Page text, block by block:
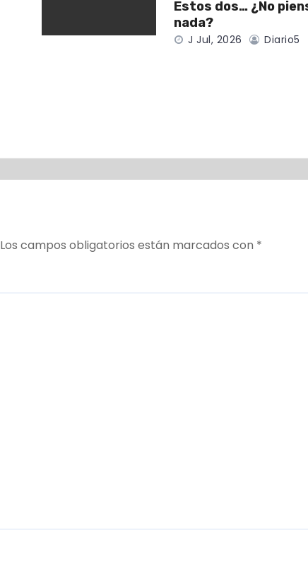
Estos dos… ¿No
nada?
J Jul, 2026 Diario5
Los campos obligatorios están marcados con *